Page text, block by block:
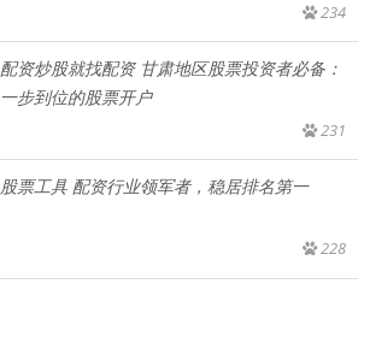
234
配资炒股就找配资 甘肃地区股票投资者必备：
一步到位的股票开户
231
股票工具 配资行业领军者，稳居排名第一
228